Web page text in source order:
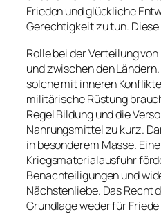
Frieden und glückliche
Gerechtigkeit zu tun.
Rolle bei der Verteilung
und zwischen den
solche mit inneren
militärische Rüstung
Regel Bildung und die
Nahrungsmittel zu kurz.
in besonderem Masse.
Kriegsmaterialausfuhr
Benachteiligungen und
Nächstenliebe. Das Recht
Grundlage weder für